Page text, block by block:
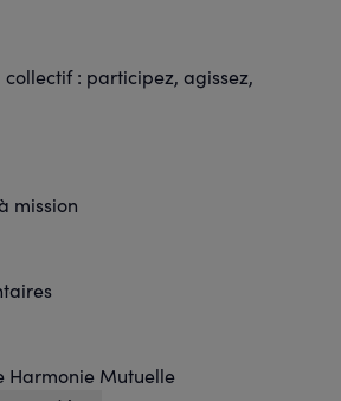
: participez, agissez,
mission
Harmonie Mutuelle